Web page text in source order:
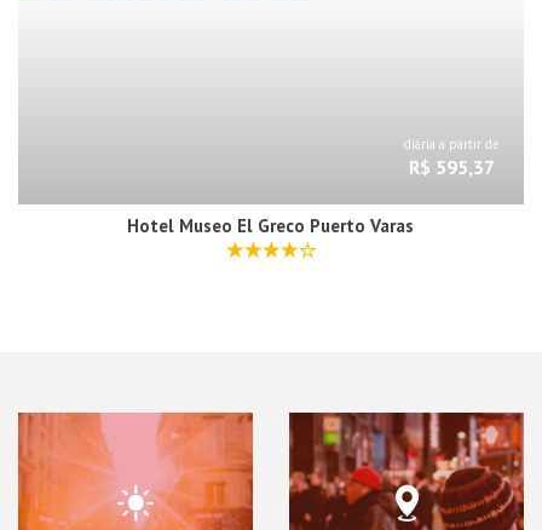
diária a partir de
R$ 595,37
Hotel Museo El Greco Puerto Varas